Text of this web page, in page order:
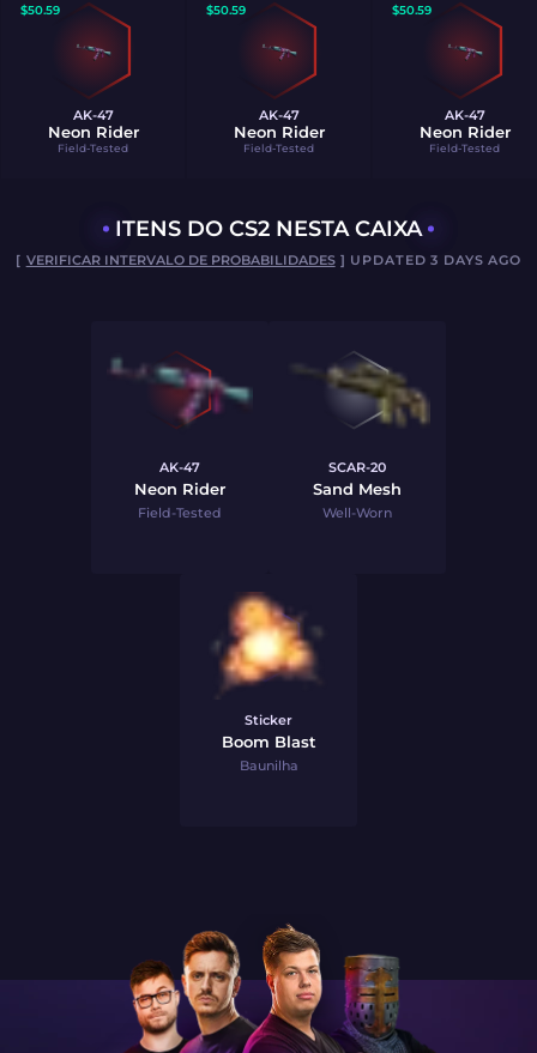
$50.59
AK-47
Neon Rider
Field-Tested
$50.59
AK-47
Neon Rider
Field-Tested
$50.59
AK-47
Neon Rider
Field-Tested
ITENS DO CS2 NESTA CAIXA
[ VERIFICAR INTERVALO DE PROBABILIDADES] UPDATED 3 DAYS AGO
AK-47
Neon Rider
Field-Tested
SCAR-20
Sand Mesh
Well-Worn
Sticker
Boom Blast
Baunilha